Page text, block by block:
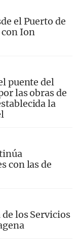
el Puerto de
con Ion
puente del
las obras de
la
con las de
los Servicios